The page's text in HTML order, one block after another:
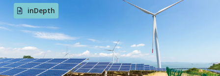
inDepth